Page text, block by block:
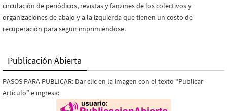
circulación de periódicos, revistas y fanzines de los colectivos y
organizaciones de abajo y a la izquierda que tienen un costo de
recuperación para seguir imprimiéndose.
Publicación Abierta
PASOS PARA PUBLICAR: Dar clic en la imagen con el texto “Publicar
Artículo” e ingresa: